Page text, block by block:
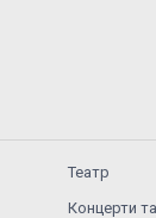
Театр
Концерти